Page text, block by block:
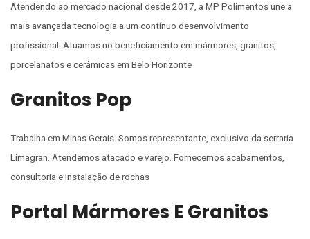
Atendendo ao mercado nacional desde 2017, a MP Polimentos une a
mais avançada tecnologia a um contínuo desenvolvimento
profissional. Atuamos no beneficiamento em mármores, granitos,
porcelanatos e cerâmicas em Belo Horizonte
Granitos Pop
Trabalha em Minas Gerais. Somos representante, exclusivo da serraria
Limagran. Atendemos atacado e varejo. Fornecemos acabamentos,
consultoria e Instalação de rochas
Portal Mármores E Granitos